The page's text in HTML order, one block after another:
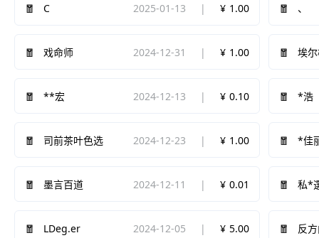
C 2025-01-13 1.00 、
戏命师 2024-12-31 1.00 埃
**宏 2024-12-13 0.10 *浩
司前茶叶色选 2024-12-23 1.00 *佳
墨言百道 2024-12-11 0.01 私*
LDeg.er 2024-12-05 5.00 反